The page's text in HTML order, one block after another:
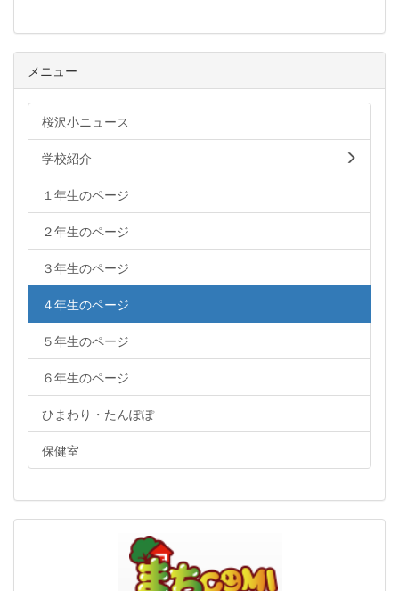
メニュー
桜沢小ニュース
学校紹介
１年生のページ
２年生のページ
３年生のページ
４年生のページ
５年生のページ
６年生のページ
ひまわり・たんぽぽ
保健室